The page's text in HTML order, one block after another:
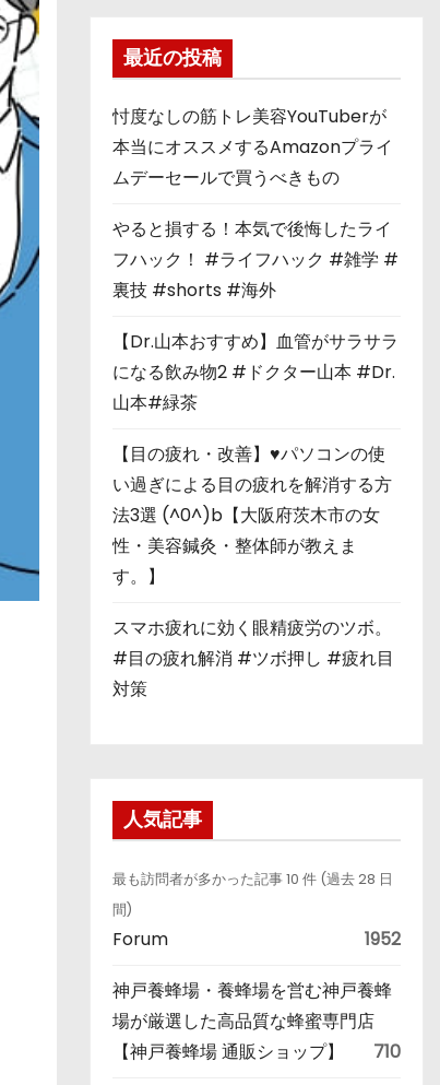
最近の投稿
忖度なしの筋トレ美容YouTuberが
本当にオススメするAmazonプライ
ムデーセールで買うべきもの
やると損する！本気で後悔したライ
フハック！ #ライフハック #雑学 #
裏技 #shorts #海外
【Dr.山本おすすめ】血管がサラサラ
になる飲み物2 #ドクター山本 #Dr.
山本#緑茶
【目の疲れ・改善】♥パソコンの使
い過ぎによる目の疲れを解消する方
法3選 (^0^)b【大阪府茨木市の女
性・美容鍼灸・整体師が教えま
す。】
スマホ疲れに効く眼精疲労のツボ。
#目の疲れ解消 #ツボ押し #疲れ目
対策
人気記事
最も訪問者が多かった記事 10 件 (過去 28 日
間)
Forum 1952
神戸養蜂場・養蜂場を営む神戸養蜂
場が厳選した高品質な蜂蜜専門店
【神戸養蜂場 通販ショップ】
710